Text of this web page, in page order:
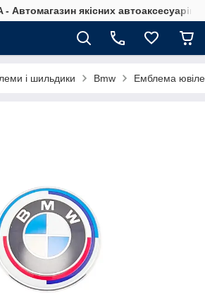
- Автомагазин якісних автоаксесуарів
і шильдики Bmw Емблема